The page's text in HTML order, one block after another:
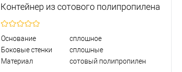
Контейнер из сотового полипропилена
Основание
сплошное
Боковые стенки
сплошные
Материал
сотовый полипропилен